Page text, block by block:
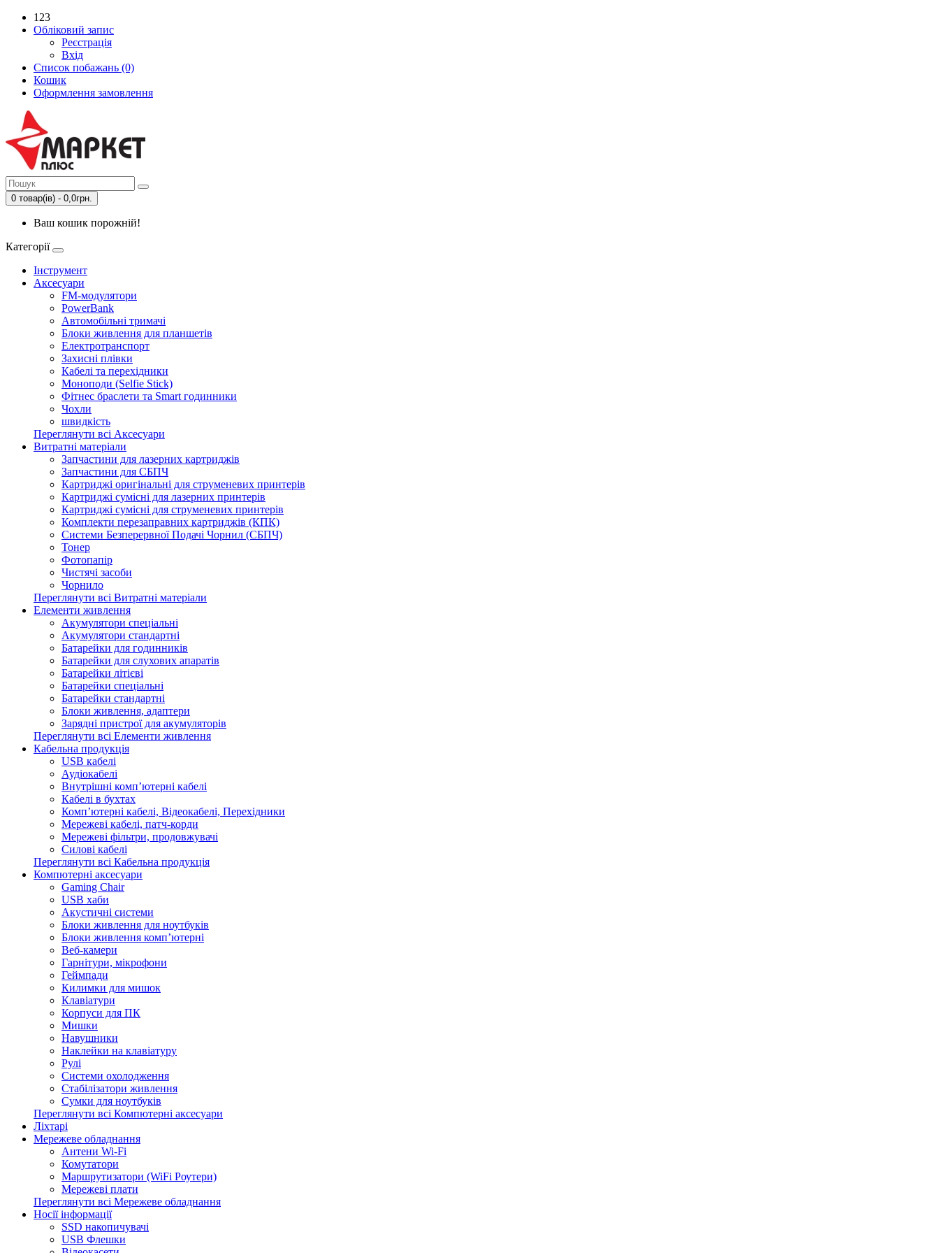
123
Обліковий запис
Реєстрація
Вхід
Список побажань (0)
Кошик
Оформлення замовлення
0 товар(ів) - 0,0грн.
Ваш кошик порожній!
Категорії
Інструмент
Аксесуари
FM-модулятори
PowerBank
Автомобільні тримачі
Блоки живлення для планшетів
Електротранспорт
Захисні плівки
Кабелі та перехідники
Моноподи (Selfie Stick)
Фітнес браслети та Smart годинники
Чохли
швидкість
Переглянути всі Аксесуари
Витратні матеріали
Запчастини для лазерних картриджів
Запчастини для СБПЧ
Картриджі оригінальні для струменевих принтерів
Картриджі сумісні для лазерних принтерів
Картриджі сумісні для струменевих принтерів
Комплекти перезаправних картриджів (КПК)
Системи Безперервної Подачі Чорнил (СБПЧ)
Тонер
Фотопапір
Чистячі засоби
Чорнило
Переглянути всі Витратні матеріали
Елементи живлення
Акумулятори спеціальні
Акумулятори стандартні
Батарейки для годинників
Батарейки для слухових апаратів
Батарейки літієві
Батарейки спеціальні
Батарейки стандартні
Блоки живлення, адаптери
Зарядні пристрої для акумуляторів
Переглянути всі Елементи живлення
Кабельна продукція
USB кабелі
Аудіокабелі
Внутрішні комп’ютерні кабелі
Кабелі в бухтах
Комп’ютерні кабелі, Відеокабелі, Перехідники
Мережеві кабелі, патч-корди
Мережеві фільтри, продовжувачі
Силові кабелі
Переглянути всі Кабельна продукція
Компютерні аксесуари
Gaming Chair
USB хаби
Акустичні системи
Блоки живлення для ноутбуків
Блоки живлення комп’ютерні
Веб-камери
Гарнітури, мікрофони
Геймпади
Килимки для мишок
Клавіатури
Корпуси для ПК
Мишки
Навушники
Наклейки на клавіатуру
Рулі
Системи охолодження
Стабілізатори живлення
Сумки для ноутбуків
Переглянути всі Компютерні аксесуари
Ліхтарі
Мережеве обладнання
Антени Wi-Fi
Комутатори
Маршрутизатори (WiFi Роутери)
Мережеві плати
Переглянути всі Мережеве обладнання
Носії інформації
SSD накопичувачі
USB Флешки